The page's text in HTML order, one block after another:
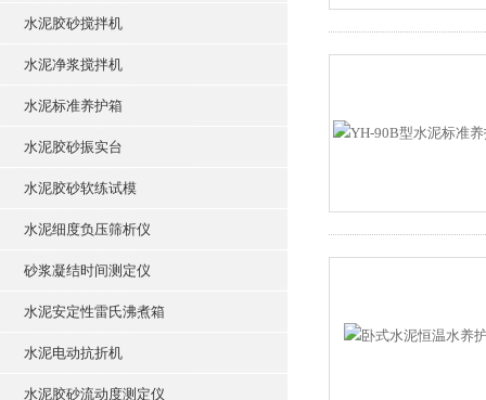
水泥胶砂搅拌机
水泥净浆搅拌机
水泥标准养护箱
水泥胶砂振实台
水泥胶砂软练试模
水泥细度负压筛析仪
砂浆凝结时间测定仪
水泥安定性雷氏沸煮箱
水泥电动抗折机
水泥胶砂流动度测定仪